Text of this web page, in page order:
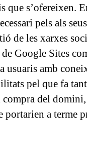
s’ofereixen.
pels als
de les xarxes
Google Sites
usuaris amb
pel que fa
del
portarien a terme